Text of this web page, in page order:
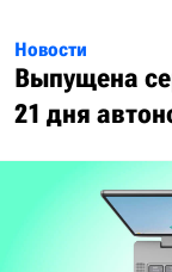
Новости
Выпущена
21 дня